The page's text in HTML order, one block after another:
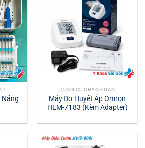
Năng
DỤNG CỤ CHẨN ĐOÁN
Máy Đo Huyết Áp Omron
HEM-7183 (Kèm Adapter)